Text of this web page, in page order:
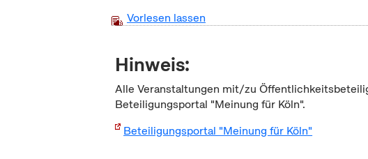
Vorlesen lassen
Hinweis:
Alle Veranstaltungen mit/zu
Beteiligungsportal "Meinung für Köln".
Beteiligungsportal "Meinung für Köln"